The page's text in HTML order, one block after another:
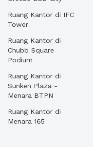
Ruang Kantor di IFC
Tower
Ruang Kantor di
Chubb Square
Podium
Ruang Kantor di
Sunken Plaza -
Menara BTPN
Ruang Kantor di
Menara 165